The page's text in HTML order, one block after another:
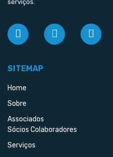
serviços.
SITEMAP
Home
Sobre
Associados
Sócios Colaboradores
Serviços